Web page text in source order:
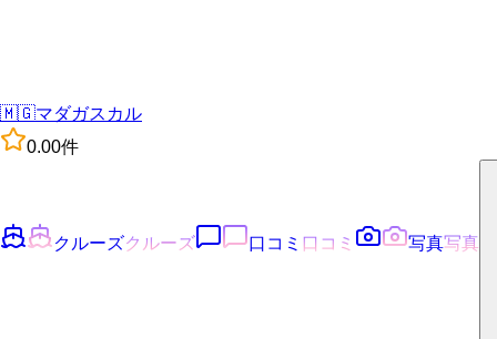
🇲🇬マダガスカル
0.00件
クルーズクルーズ 口コミ 口コミ 写真写真